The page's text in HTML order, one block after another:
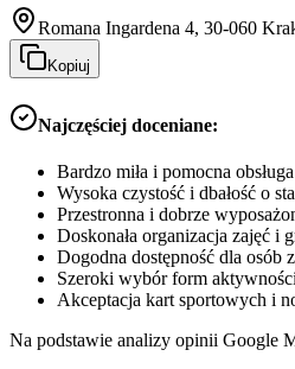
Romana Ingardena 4, 30-060
Kopiuj
Najczęściej doceniane:
Bardzo miła i pomocna
Wysoka czystość i dbałość o
Przestronna i dobrze
Doskonała organizacja zajęć i
Dogodna dostępność dla osób
Szeroki wybór form
Akceptacja kart sportowych i
Na podstawie analizy opinii Google